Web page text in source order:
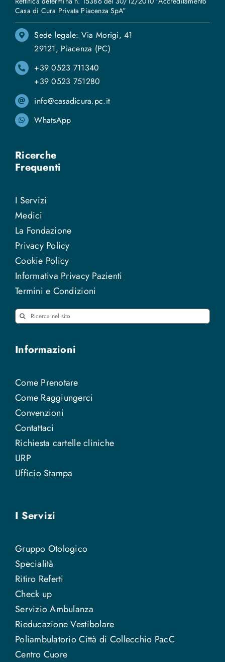
Casa di Cura Privata Piacenza SpA”
Sede legale: Via Morigi, 41
29121, Piacenza (PC)
+39 0523 711340
+39 0523 751280
info@casadicura.pc.it
WhatsApp
Ricerche
Frequenti
I Servizi
Medici
La Fondazione
Privacy Policy
Cookie Policy
Informativa Privacy Pazienti
Termini e Condizioni
Cerca
Informazioni
Come Prenotare
Come Raggiungerci
Convenzioni
Contattaci
Richiesta cartelle cliniche
URP
Ufficio Stampa
I Servizi
Gruppo Otologico
Specialità
Ritiro Referti
Check up
Servizio Ambulanza
Rieducazione Vestibolare
Poliambulatorio Città di Collecchio PacC
Centro Cuore